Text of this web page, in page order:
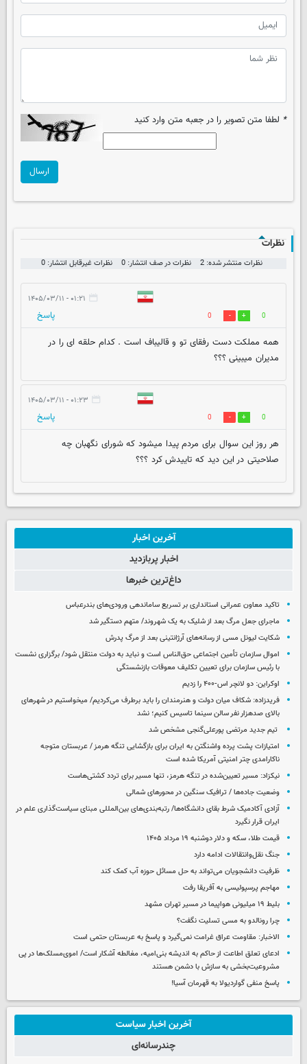
* لطفا متن تصویر را در جعبه متن وارد کنید
ارسال
نظرات
نظرات منتشر شده: 2 نظرات در صف انتشار: 0 نظرات غیرقابل انتشار: 0
۰۱:۲۱ - ۱۴۰۵/۰۳/۱۱
0
0
پاسخ
همه مملکت دست رفقای تو و قالیباف است . کدام حلقه ای را در
مدیران میبینی ؟؟؟
۰۱:۲۳ - ۱۴۰۵/۰۳/۱۱
0
0
پاسخ
هر روز این سوال برای مردم پیدا میشود که شورای نگهبان چه
صلاحیتی در این دید که تاییدش کرد ؟؟؟
آخرین اخبار
اخبار پربازدید
داغ‌ترین خبرها
تاکید معاون عمرانی استانداری بر تسریع ساماندهی ورودی‌های بندرعباس
ماجرای جعل مرگ بعد از شلیک به یک شهروند/ متهم دستگیر شد
شکایت لیونل مسی از رسانه‌های آرژانتینی بعد از مرگ پدرش
اموال سازمان تأمین اجتماعی حق‌الناس است و نباید به دولت منتقل شود/ برگزاری نشست
با رئیس سازمان برای تعیین تکلیف معوقات بازنشستگی
اوکراین: دو لانچر اس-۴۰۰ را زدیم
فریدزاده: شکاف میان دولت و هنرمندان را باید برطرف می‌کردیم/ میخواستیم در شهرهای
بالای صدهزار نفر سالن سینما تاسیس کنیم؛ نشد
تیم جدید مرتضی پورعلی‌گنجی مشخص شد
امتیازات پشت پرده واشنگتن به ایران برای بازگشایی تنگه هرمز / عربستان متوجه
ناکارامدی چتر امنیتی آمریکا شده است
نیکزاد: مسیر تعیین‌شده در تنگه هرمز، تنها مسیر برای تردد کشتی‌هاست
وضعیت جاده‌ها / ترافیک سنگین در محورهای شمالی
آزادی آکادمیک شرط بقای دانشگاه‌ها/ رتبه‌بندی‌های بین‌المللی مبنای سیاست‌گذاری علم در
ایران قرار نگیرد
قیمت طلا، سکه و دلار دوشنبه ۱۹ مرداد ۱۴۰۵
جنگ نقل‌وانتقالات ادامه دارد
ظرفیت دانشجویان می‌تواند به حل مسائل حوزه آب کمک کند
مهاجم پرسپولیسی به آفریقا رفت
بلیط ۱۹ میلیونی هواپیما در مسیر تهران مشهد
چرا رونالدو به مسی تسلیت نگفت؟
الاخبار: مقاومت عراق غرامت نمی‌گیرد و پاسخ به عربستان حتمی است
ادعای تعلق اطاعت از حاکم به اندیشه بنی‌امیه، مغالطه آشکار است/ اموی‌مسلک‌ها در پی
مشروعیت‌بخشی به سازش با دشمن هستند
پاسخ منفی گواردیولا به قهرمان آسیا!
آخرین اخبار سیاست
چندرسانه‌ای